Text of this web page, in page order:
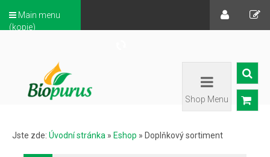
Main menu
(kopie)
Shop Menu
Jste zde: Úvodní stránka » Eshop » Doplňkový sortiment